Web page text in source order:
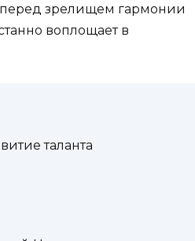
зрелищем гармонии
воплощает в
таланта